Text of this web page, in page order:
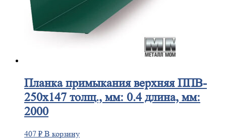
Планкапримыкания верхняя ППВ-
250х147 толщ., мм: 0.4 длина, мм:
2000
407 ₽ В корзину